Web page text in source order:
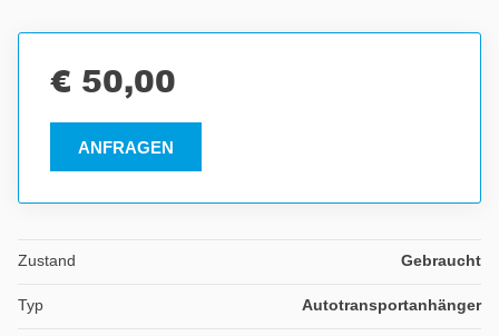
ANFRAGEN
€ 50,00
Zustand Gebraucht
Typ Autotransportanhänger